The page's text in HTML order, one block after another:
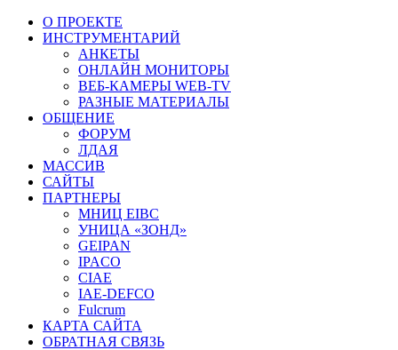
О ПРОЕКТЕ
ИНСТРУМЕНТАРИЙ
АНКЕТЫ
ОНЛАЙН МОНИТОРЫ
ВЕБ-КАМЕРЫ WEB-TV
РАЗНЫЕ МАТЕРИАЛЫ
ОБЩЕНИЕ
ФОРУМ
ЛДАЯ
МАССИВ
САЙТЫ
ПАРТНЕРЫ
МНИЦ EIBC
УНИЦА «ЗОНД»
GEIPAN
IPACO
CIAE
IAE-DEFCO
Fulcrum
КАРТА САЙТА
ОБРАТНАЯ СВЯЗЬ